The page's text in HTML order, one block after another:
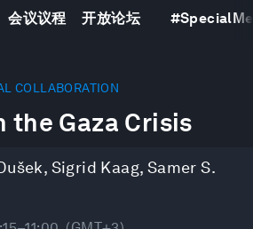
会议议程 开放论坛 #
COLLABORATION
the Gaza Crisis
, Sigrid Kaag, Samer S.